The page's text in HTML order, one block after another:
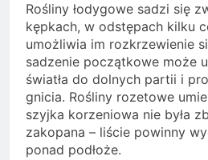
Rośliny łodygowe sadzi się
kępkach, w odstępach kilku
umożliwia im rozkrzewienie
sadzenie początkowe może
światła do dolnych partii i
gnicia. Rośliny rozetowe
szyjka korzeniowa nie była
zakopana – liście powinny
ponad podłoże.